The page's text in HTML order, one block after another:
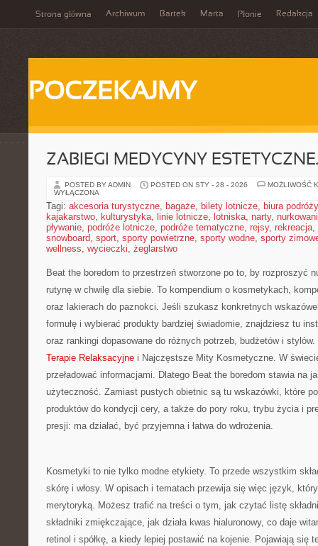
Strona główna Archiwum Bartek Marta Płonie Redakcja
POCZEKAJMY
ZABIEGI MEDYCYNY
POSTED BY ADMIN POSTED ON STY - 28 - 2026
MOŻLIWOŚĆ
WYŁĄCZONA
Tagi: akcesoria turystyczne, bagaże, bilety lotnicze, biura podróży
kajakarstwo, kulturystyka, linie lotnicze, lotniska, narty,
pływanie, podróże lotnicze, podróże tematyczne, rejsy, rekreacja,
snowboard, sport, sporty powietrzne, sporty wodne, sporty
wellness, wycieczki, żeglarstwo
Beat the boredom to przestrzeń stworzone po to, by rozproszyć
rutynę w chwilę dla siebie. To kompendium o kosmetykach,
oraz lakierach do paznokci. Jeśli szukasz konkretnych
formułę i wybierać produkty bardziej świadomie, znajdziesz tu
oraz rankingi dopasowane do różnych potrzeb, budżetów i
Terapie Relaksacyjne i Najczęstsze Mity Kosmetyczne. W
przeładować informacjami. Dlatego Beat the boredom stawia na
użyteczność. Zamiast pustych obietnic są tu wskazówki, które
produktów do kondycji cery, a także do pory roku, trybu życia i
presji: ma działać, być przyjemna i łatwa do wdrożenia.
Kosmetyki to nie tylko modne etykiety. To przede wszystkim
skórę i włosy. W opisach i tematach przewija się więc język,
merytoryką. Możesz trafić na treści o tym, jak czytać listę
składniki zmiękczające, jak działa kwas hialuronowy, co daje
retinol i spółkę, a kiedy lepiej postawić na kojenie. Pojawiają się